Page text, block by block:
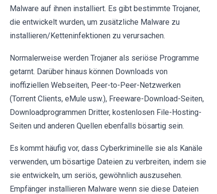
Malware auf ihnen installiert. Es gibt bestimmte Trojaner,
die entwickelt wurden, um zusätzliche Malware zu
installieren/Ketteninfektionen zu verursachen.
Normalerweise werden Trojaner als seriöse Programme
getarnt. Darüber hinaus können Downloads von
inoffiziellen Webseiten, Peer-to-Peer-Netzwerken
(Torrent Clients, eMule usw.), Freeware-Download-Seiten,
Downloadprogrammen Dritter, kostenlosen File-Hosting-
Seiten und anderen Quellen ebenfalls bösartig sein.
Es kommt häufig vor, dass Cyberkriminelle sie als Kanäle
verwenden, um bösartige Dateien zu verbreiten, indem sie
sie entwickeln, um seriös, gewöhnlich auszusehen.
Empfänger installieren Malware wenn sie diese Dateien